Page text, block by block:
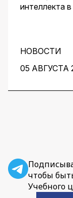
интеллекта
протяжении
директора
НОВОСТИ
05 АВГУСТА
чтобы
Учебного